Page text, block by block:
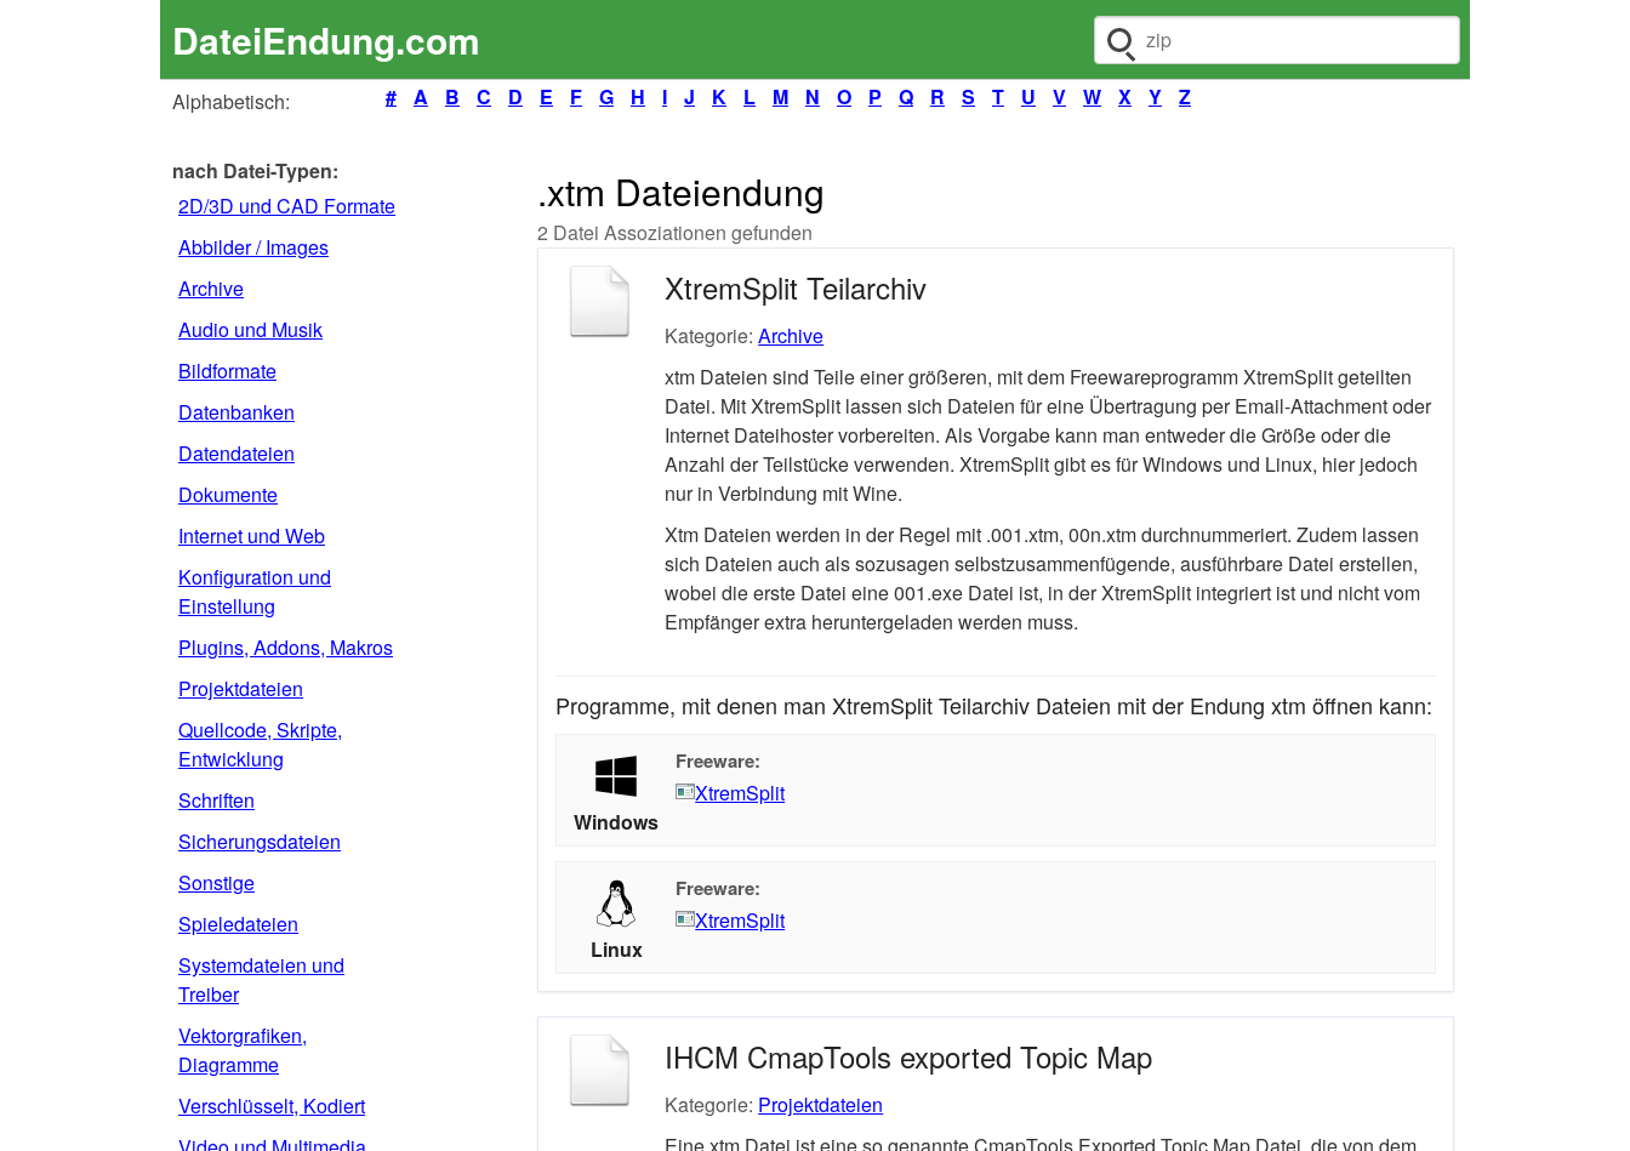
DateiEndung.com
Dateiendung suchen
Alphabetisch:
# A B C D E F G H I J K L M N O P Q R S T U V W X Y Z
nach Datei-Typen:
2D/3D und CAD Formate
Abbilder / Images
Archive
Audio und Musik
Bildformate
Datenbanken
Datendateien
Dokumente
Internet und Web
Konfiguration und
Einstellung
Plugins, Addons, Makros
Projektdateien
Quellcode, Skripte,
Entwicklung
Schriften
Sicherungsdateien
Sonstige
Spieledateien
Systemdateien und
Treiber
Vektorgrafiken,
Diagramme
Verschlüsselt, Kodiert
.xtm Dateiendung
2 Datei Assoziationen gefunden
XtremSplit Teilarchiv
Kategorie:Archive
xtm Dateien sind Teile einer größeren, mit dem Freewareprogramm XtremSplit geteilten
Datei. Mit XtremSplit lassen sich Dateien für eine Übertragung per Email-Attachment oder
Internet Dateihoster vorbereiten. Als Vorgabe kann man entweder die Größe oder die
Anzahl der Teilstücke verwenden. XtremSplit gibt es für Windows und Linux, hier jedoch
nur in Verbindung mit Wine.
Xtm Dateien werden in der Regel mit .001.xtm, 00n.xtm durchnummeriert. Zudem lassen
sich Dateien auch als sozusagen selbstzusammenfügende, ausführbare Datei erstellen,
wobei die erste Datei eine 001.exe Datei ist, in der XtremSplit integriert ist und nicht vom
Empfänger extra heruntergeladen werden muss.
Programme, mit denen man XtremSplit Teilarchiv Dateien mit der Endung xtm öffnen kann:
Windows
Freeware:
XtremSplit
Linux
Freeware:
XtremSplit
IHCM CmapTools exported Topic Map
Kategorie: Projektdateien